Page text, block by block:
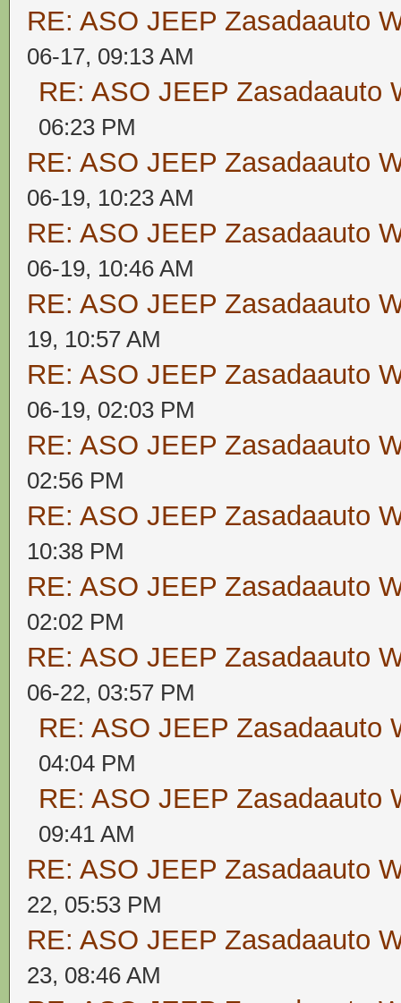
RE: ASO JEEP Zasadaauto
06-17, 09:13 AM
RE: ASO JEEP Zasadaauto
06:23 PM
RE: ASO JEEP Zasadaauto
06-19, 10:23 AM
RE: ASO JEEP Zasadaauto
06-19, 10:46 AM
RE: ASO JEEP Zasadaauto
19, 10:57 AM
RE: ASO JEEP Zasadaauto
06-19, 02:03 PM
RE: ASO JEEP Zasadaauto
02:56 PM
RE: ASO JEEP Zasadaauto
10:38 PM
RE: ASO JEEP Zasadaauto
02:02 PM
RE: ASO JEEP Zasadaauto
06-22, 03:57 PM
RE: ASO JEEP Zasadaauto
04:04 PM
RE: ASO JEEP Zasadaauto
09:41 AM
RE: ASO JEEP Zasadaauto
22, 05:53 PM
RE: ASO JEEP Zasadaauto
23, 08:46 AM